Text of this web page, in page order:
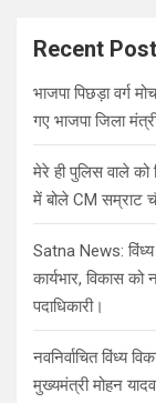
c
Recent
भाजपा पिछड़ा वर्ग
गए भाजपा जिला
मेरे ही पुलिस वाले को
में बोले CM सम्राट
Satna News: विंध्य
कार्यभार, विकास
पदाधिकारी।
नवनिर्वाचित विंध्य
मुख्यमंत्री मोहन